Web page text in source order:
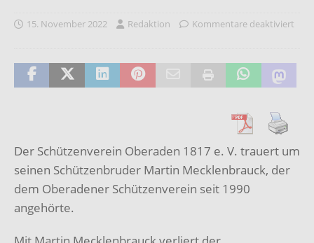
15. November 2022 Redaktion Kommentare deaktiviert
Der Schützenverein Oberaden 1817 e. V. trauert um
seinen Schützenbruder Martin Mecklenbrauck, der
dem Oberadener Schützenverein seit 1990
angehörte.